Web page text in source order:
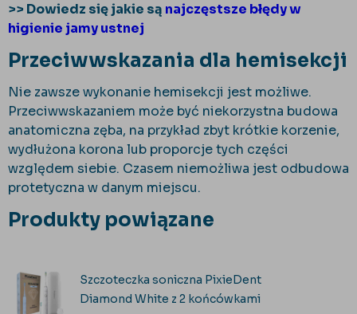
>> Dowiedz się jakie są najczęstsze błędy w
higienie jamy ustnej
Przeciwwskazania dla hemisekcji
Nie zawsze wykonanie hemisekcji jest możliwe.
Przeciwwskazaniem może być niekorzystna budowa
anatomiczna zęba, na przykład zbyt krótkie korzenie,
wydłużona korona lub proporcje tych części
względem siebie. Czasem niemożliwa jest odbudowa
protetyczna w danym miejscu.
Produkty powiązane
Szczoteczka soniczna PixieDent
Diamond White z 2 końcówkami